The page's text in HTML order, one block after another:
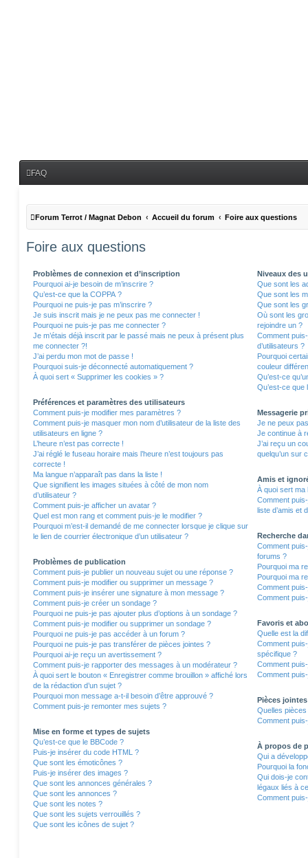
FAQ
Forum Terrot / Magnat Debon Accueil du forum Foire aux questions
Foire aux questions
Problèmes de connexion et d’inscription
Pourquoi ai-je besoin de m’inscrire ?
Qu’est-ce que la COPPA ?
Pourquoi ne puis-je pas m’inscrire ?
Je suis inscrit mais je ne peux pas me connecter !
Pourquoi ne puis-je pas me connecter ?
Je m’étais déjà inscrit par le passé mais ne peux à présent plus
me connecter ?!
J’ai perdu mon mot de passe !
Pourquoi suis-je déconnecté automatiquement ?
À quoi sert « Supprimer les cookies » ?
Préférences et paramètres des utilisateurs
Comment puis-je modifier mes paramètres ?
Comment puis-je masquer mon nom d’utilisateur de la liste des
utilisateurs en ligne ?
L’heure n’est pas correcte !
J’ai réglé le fuseau horaire mais l’heure n’est toujours pas
correcte !
Ma langue n’apparaît pas dans la liste !
Que signifient les images situées à côté de mon nom
d’utilisateur ?
Comment puis-je afficher un avatar ?
Quel est mon rang et comment puis-je le modifier ?
Pourquoi m’est-il demandé de me connecter lorsque je clique sur
le lien de courrier électronique d’un utilisateur ?
Problèmes de publication
Comment puis-je publier un nouveau sujet ou une réponse ?
Comment puis-je modifier ou supprimer un message ?
Comment puis-je insérer une signature à mon message ?
Comment puis-je créer un sondage ?
Pourquoi ne puis-je pas ajouter plus d’options à un sondage ?
Comment puis-je modifier ou supprimer un sondage ?
Pourquoi ne puis-je pas accéder à un forum ?
Pourquoi ne puis-je pas transférer de pièces jointes ?
Pourquoi ai-je reçu un avertissement ?
Comment puis-je rapporter des messages à un modérateur ?
À quoi sert le bouton « Enregistrer comme brouillon » affiché lors
de la rédaction d’un sujet ?
Pourquoi mon message a-t-il besoin d’être approuvé ?
Comment puis-je remonter mes sujets ?
Mise en forme et types de sujets
Qu’est-ce que le BBCode ?
Puis-je insérer du code HTML ?
Que sont les émoticônes ?
Puis-je insérer des images ?
Que sont les annonces générales ?
Que sont les annonces ?
Que sont les notes ?
Que sont les sujets verrouillés ?
Que sont les icônes de sujet ?
Niveaux des
Que sont les
Que sont les
Que sont les
Où sont les
rejoindre un ?
Comment
d’utilisateurs ?
Pourquoi
couleur
Qu’est-ce
Qu’est-ce que
Messagerie
Je ne peux
Je continue à
J’ai reçu un
quelqu’un sur
Amis et
À quoi sert ma
Comment
liste d’amis et
Recherche
Comment
forums ?
Pourquoi ma
Pourquoi ma
Comment
Comment
Favoris et
Quelle est la
Comment
spécifique ?
Comment
Comment
Pièces jointes
Quelles
Comment
À propos de
Qui a
Pourquoi la
Qui dois-je
légaux liés à
Comment